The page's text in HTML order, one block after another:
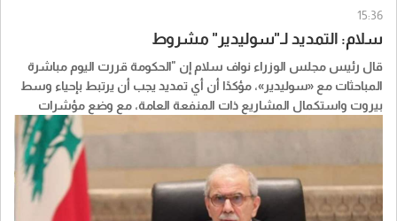
15:36
سلام: التمديد لـ"سوليدير" مشروط
قال رئيس مجلس الوزراء نواف سلام إن "الحكومة قررت اليوم مباشرة
المباحثات مع «سوليدير»، مؤكدًا أن أي تمديد يجب أن يرتبط بإحياء وسط
بيروت واستكمال المشاريع ذات المنفعة العامة، مع وضع مؤشرات